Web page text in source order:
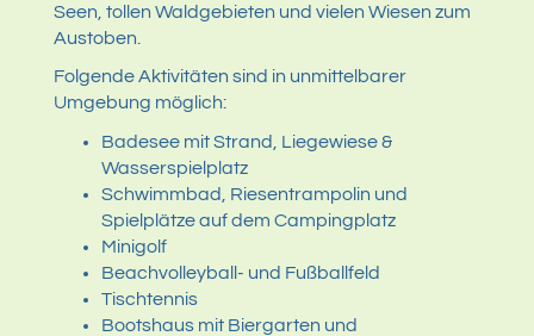
Seen, tollen Waldgebieten und vielen Wiesen zum
Austoben.
Folgende Aktivitäten sind in unmittelbarer
Umgebung möglich:
Badesee mit Strand, Liegewiese &
Wasserspielplatz
Schwimmbad, Riesentrampolin und
Spielplätze auf dem Campingplatz
Minigolf
Beachvolleyball- und Fußballfeld
Tischtennis
Bootshaus mit Biergarten und